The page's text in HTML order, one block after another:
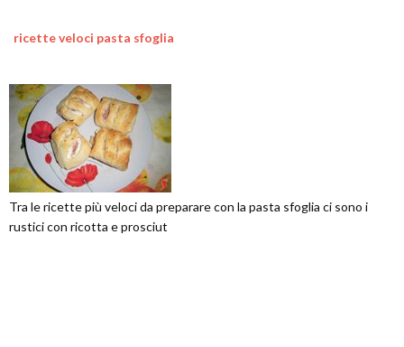
ricette veloci pasta sfoglia
Tra le ricette più veloci da preparare con la pasta sfoglia ci sono i
rustici con ricotta e prosciut